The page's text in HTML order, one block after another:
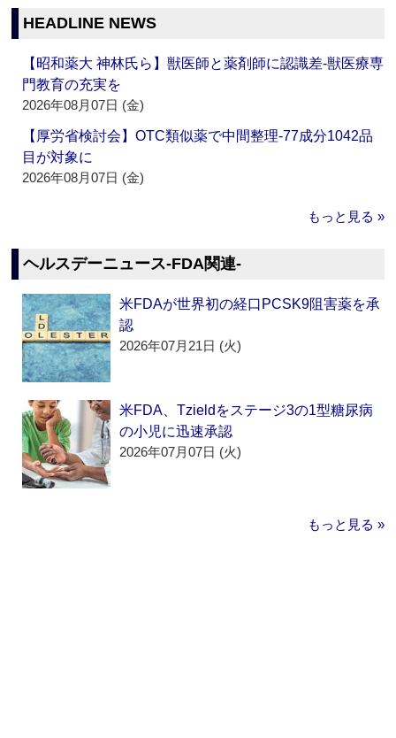
HEADLINE NEWS
【昭和薬大 神林氏ら】獣医師と薬剤師に認識差‐獣医療専
門教育の充実を
2026年08月07日 (金)
【厚労省検討会】OTC類似薬で中間整理‐77成分1042品
目が対象に
2026年08月07日 (金)
もっと見る »
ヘルスデーニュース‐FDA関連‐
米FDAが世界初の経口PCSK9阻害薬を承
認
2026年07月21日 (火)
米FDA、Tzieldをステージ3の1型糖尿病
の小児に迅速承認
2026年07月07日 (火)
もっと見る »